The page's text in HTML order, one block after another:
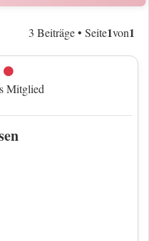
3 Beiträge • Seite1von1
Offline
Mitglied